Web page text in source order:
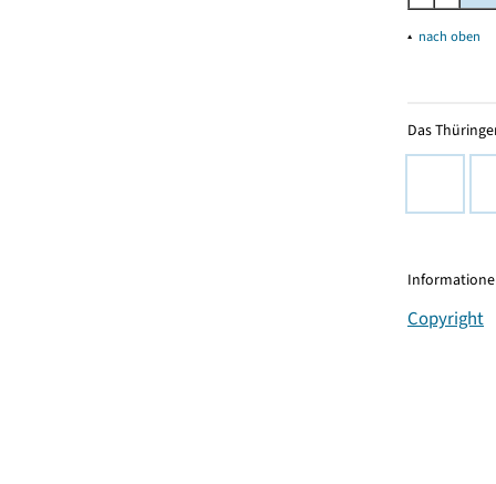
▴ nach oben
Das
Copyright